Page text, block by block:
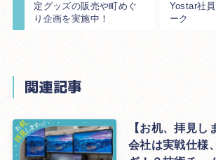
定グッズの販売や町めぐ
り企画を実施中！
Yostar社
ーク
関連記事
【お机、拝見し
会社は実戦仕様